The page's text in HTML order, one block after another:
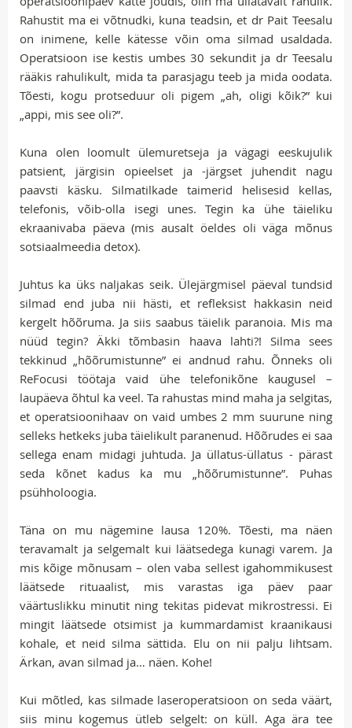
Rahustit ma ei võtnudki, kuna teadsin, et dr Pait Teesalu
on inimene, kelle kätesse võin oma silmad usaldada.
Operatsioon ise kestis umbes 30 sekundit ja dr Teesalu
rääkis rahulikult, mida ta parasjagu teeb ja mida oodata.
Tõesti, kogu protseduur oli pigem „ah, oligi kõik?” kui
„appi, mis see oli?”.
Kuna olen loomult ülemuretseja ja vägagi eeskujulik
patsient, järgisin opieelset ja -järgset juhendit nagu
paavsti käsku. Silmatilkade taimerid helisesid kellas,
telefonis, võib-olla isegi unes. Tegin ka ühe täieliku
ekraanivaba päeva (mis ausalt öeldes oli väga mõnus
sotsiaalmeedia detox).
Juhtus ka üks naljakas seik. Ülejärgmisel päeval tundsid
silmad end juba nii hästi, et refleksist hakkasin neid
kergelt hõõruma. Ja siis saabus täielik paranoia. Mis ma
nüüd tegin? Äkki tõmbasin haava lahti?! Silma sees
tekkinud „hõõrumistunne” ei andnud rahu. Õnneks oli
ReFocusi töötaja vaid ühe telefonikõne kaugusel –
laupäeva õhtul ka veel. Ta rahustas mind maha ja selgitas,
et operatsioonihaav on vaid umbes 2 mm suurune ning
selleks hetkeks juba täielikult paranenud. Hõõrudes ei saa
sellega enam midagi juhtuda. Ja üllatus-üllatus - pärast
seda kõnet kadus ka mu „hõõrumistunne”. Puhas
psühholoogia.
Täna on mu nägemine lausa 120%. Tõesti, ma näen
teravamalt ja selgemalt kui läätsedega kunagi varem. Ja
mis kõige mõnusam – olen vaba sellest igahommikusest
läätsede rituaalist, mis varastas iga päev paar
väärtuslikku minutit ning tekitas pidevat mikrostressi. Ei
mingit läätsede otsimist ja kummardamist kraanikausi
kohale, et neid silma sättida. Elu on nii palju lihtsam.
Ärkan, avan silmad ja… näen. Kohe!
Kui mõtled, kas silmade laseroperatsioon on seda väärt,
siis minu kogemus ütleb selgelt: on küll. Aga ära tee